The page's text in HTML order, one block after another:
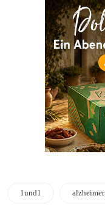
1und1 alzheimer